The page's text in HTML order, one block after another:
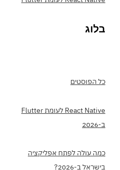
בלוג
כל הפוסטים
React Native לעומת Flutter
ב-2026
כמה עולה לפתח אפליקציה
בישראל ב-2026?